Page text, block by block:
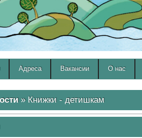
Адреса Вакансии О нас
» Книжки - детишкам